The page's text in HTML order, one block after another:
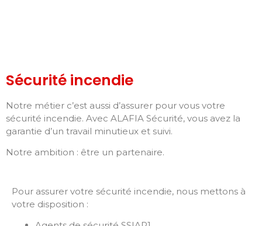
Sécurité incendie
Notre métier c’est aussi d’assurer pour vous votre
sécurité incendie. Avec ALAFIA Sécurité, vous avez la
garantie d’un travail minutieux et suivi.
Notre ambition : être un partenaire.
Pour assurer votre sécurité incendie, nous mettons à
votre disposition :